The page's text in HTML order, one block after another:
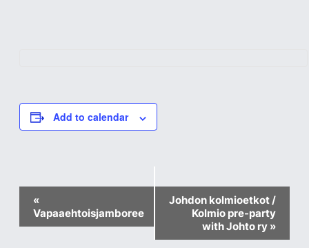
Add to calendar
Event
Navigation
«
Vapaaehtoisjamboree
Johdon kolmioetkot /
Kolmio pre-party
with Johto ry »